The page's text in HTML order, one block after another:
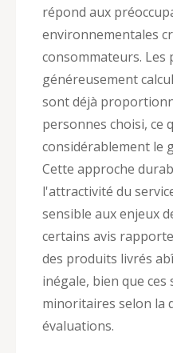
répond aux
environnementales
consommateurs.
généreusement
sont déjà
personnes choisi, ce
considérablement le
Cette approche
l'attractivité du
sensible aux enjeux
certains avis
des produits livrés
inégale, bien que
minoritaires selon la
évaluations.